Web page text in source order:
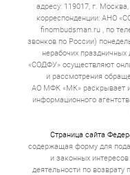
адресу: 119017, г.
корреспонденции: АНО
finombudsman.ru , по
звонков по России)
нерабочих
«СОДФУ» осуществляют
и рассмотрения
АО МФК «МК» раскрывает
информационного
Страница сайта
содержащая форму для
и законных
деятельности по